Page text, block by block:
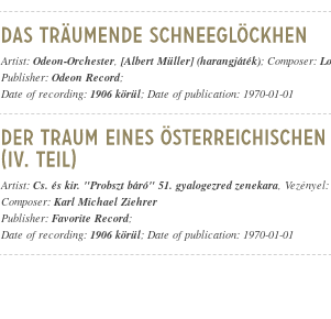
Artist: Odeon-Orchester, [Albert Müller] (harangjáték); Composer:
Publisher: Odeon Record;
Date of recording: 1906 körül; Date of publication: 1970-01-01
Artist: Cs. és kir. "Probszt báró" 51. gyalogezred zenekara, Vezényel:
Composer: Karl Michael Ziehrer
Publisher: Favorite Record;
Date of recording: 1906 körül; Date of publication: 1970-01-01